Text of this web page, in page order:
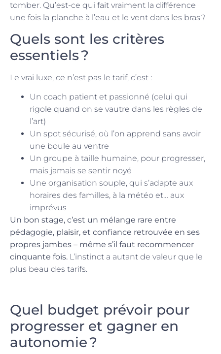
tomber. Qu’est-ce qui fait vraiment la différence
une fois la planche à l’eau et le vent dans les bras ?
Quels sont les critères
essentiels ?
Le vrai luxe, ce n’est pas le tarif, c’est :
Un coach patient et passionné (celui qui
rigole quand on se vautre dans les règles de
l’art)
Un spot sécurisé, où l’on apprend sans avoir
une boule au ventre
Un groupe à taille humaine, pour progresser,
mais jamais se sentir noyé
Une organisation souple, qui s’adapte aux
horaires des familles, à la météo et… aux
imprévus
Un bon stage, c’est un mélange rare entre
pédagogie, plaisir, et confiance retrouvée en ses
propres jambes – même s’il faut recommencer
cinquante fois. L’instinct a autant de valeur que le
plus beau des tarifs.
Quel budget prévoir pour
progresser et gagner en
autonomie ?